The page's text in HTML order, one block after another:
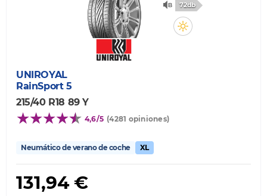
72db
UNIROYAL
RainSport 5
215/40 R18 89 Y
4,6/5 (4281 opiniones)
Neumático de verano de coche XL
131,94 €